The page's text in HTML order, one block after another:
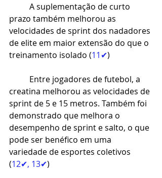
A suplementação de curto
prazo também melhorou as
velocidades de sprint dos nadadores
de elite em maior extensão do que o
treinamento isolado (11✔)
Entre jogadores de futebol, a
creatina melhorou as velocidades de
sprint de 5 e 15 metros. Também foi
demonstrado que melhora o
desempenho de sprint e salto, o que
pode ser benéfico em uma
variedade de esportes coletivos
(12✔, 13✔)